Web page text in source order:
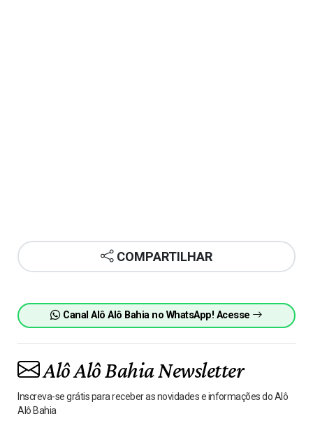
COMPARTILHAR
Canal Alô Alô Bahia no WhatsApp! Acesse
Alô Alô Bahia Newsletter
Inscreva-se grátis para receber as novidades e informações do Alô
Alô Bahia